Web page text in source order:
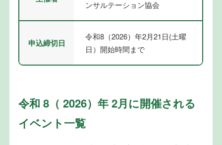
ンサルテーション協会
申込締切日
令和8（2026）年2月21日(土曜
日）開始時間まで
令和 8（ 2026）年 2月に開催される
イベント一覧